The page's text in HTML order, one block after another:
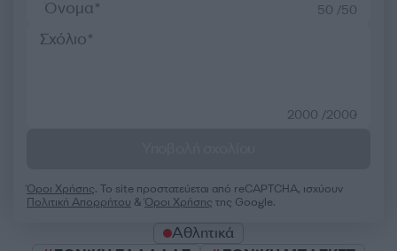
50 /50
2000 /2000
Όροι Χρήσης. Το site προστατεύεται από reCAPTCHA, ισχύουν
Πολιτική Απορρήτου &Όροι Χρήσης της Google.
Αθλητικά